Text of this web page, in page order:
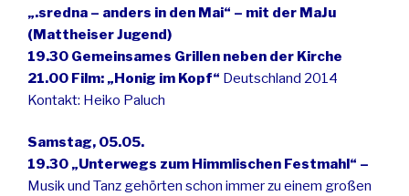
„.sredna – anders in den Mai“ – mit der MaJu
(Mattheiser Jugend)
19.30 Gemeinsames Grillen neben der Kirche
21.00 Film: „Honig im Kopf“ Deutschland 2014
Kontakt: Heiko Paluch
Samstag, 05.05.
19.30 „Unterwegs zum Himmlischen Festmahl“ –
Musik und Tanz gehörten schon immer zu einem großen